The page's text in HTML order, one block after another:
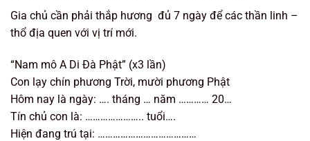
Gia chủ cần phải thắp hương đủ 7 ngày để các thần linh –
thổ địa quen với vị trí mới.
“Nam mô A Di Đà Phật” (x3 lần)
Con lạy chín phương Trời, mười phương Phật
Hôm nay là ngày: …. tháng … năm ………… 20…
Tín chủ con là: ………………….. tuổi….
Hiện đang trú tại: …………………………………